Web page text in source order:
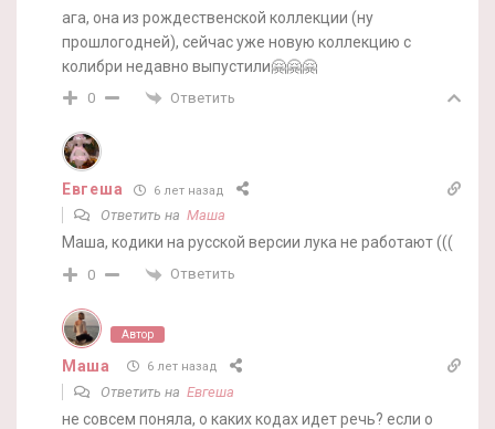
ага, она из рождественской коллекции (ну
прошлогодней), сейчас уже новую коллекцию с
колибри недавно выпустили🤗🤗🤗
0 Ответить
Евгеша 6 лет назад
Ответить на Маша
Маша, кодики на русской версии лука не работают (((
0 Ответить
Автор
Маша 6 лет назад
Ответить на Евгеша
не совсем поняла, о каких кодах идет речь? если о